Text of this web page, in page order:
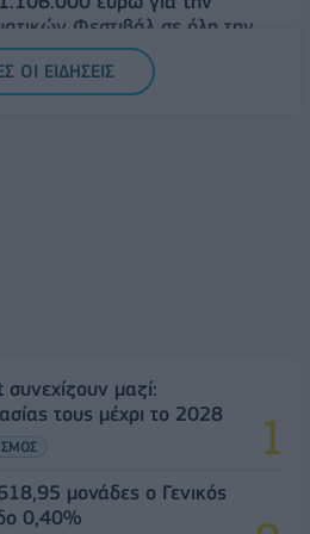
Φεστιβάλ σε όλη την
ΟΙ ΕΙΔΗΣΕΙΣ
μαζί:
τους μέχρι το 2028
μονάδες ο Γενικός
0,40%